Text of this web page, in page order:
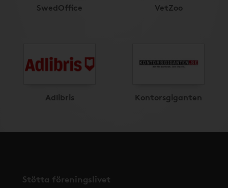
SwedOffice VetZoo
Adlibris Kontorsgiganten
Stötta föreningslivet